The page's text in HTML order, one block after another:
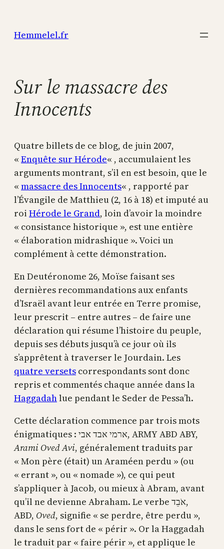
contenu
Hemmelel.fr
Sur le massacre des
Innocents
Quatre billets de ce blog, de juin 2007,
« Enquête sur Hérode« , accumulaient les
arguments montrant, s’il en est besoin, que le
« massacre des Innocents« , rapporté par
l’Évangile de Matthieu (2, 16 à 18) et imputé au
roi Hérode le Grand, loin d’avoir la moindre
« consistance historique », est une entière
« élaboration midrashique ». Voici un
complément à cette démonstration.
En Deutéronome 26, Moïse faisant ses
dernières recommandations aux enfants
d’Israël avant leur entrée en Terre promise,
leur prescrit – entre autres – de faire une
déclaration qui résume l’histoire du peuple,
depuis ses débuts jusqu’à ce jour où ils
s’apprêtent à traverser le Jourdain. Les
quatre versets correspondants sont donc
repris et commentés chaque année dans la
Haggadahlue pendant le Seder de Pessa’h.
Cette déclaration commence par trois mots
énigmatiques : ארמי אבד אבי, ARMY ABD ABY,
Arami Oved Avi, généralement traduits par
« Mon père (était) un Araméen perdu » (ou
« errant », ou « nomade »), ce qui peut
s’appliquer à Jacob, ou mieux à Abram, avant
qu’il ne devienne Abraham. Le verbe אֹבֵד,
ABD, Oved, signifie « se perdre, être perdu »,
dans le sens fort de « périr ». Or la Haggadah
le traduit par « faire périr », et applique le